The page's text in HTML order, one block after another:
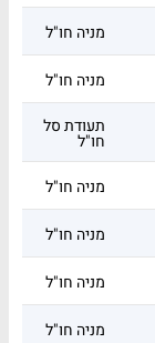
מניה חו"ל
מניה חו"ל
תעודת סל
חו"ל
מניה חו"ל
מניה חו"ל
מניה חו"ל
מניה חו"ל